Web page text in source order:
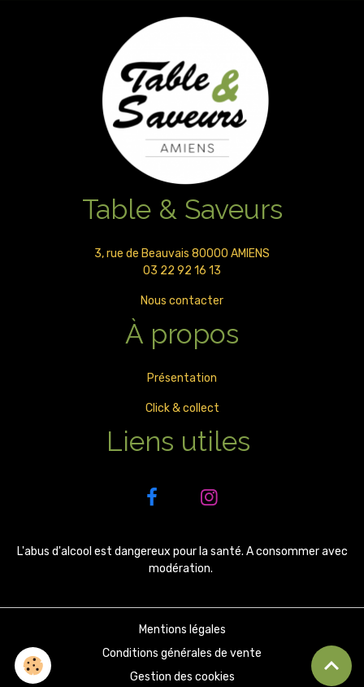
Table & Saveurs
3, rue de Beauvais 80000 AMIENS
03 22 92 16 13
Nous contacter
À propos
Présentation
Click & collect
Liens utiles
L'abus d'alcool est dangereux pour la santé. A consommer avec
modération.
Mentions légales
Conditions générales de vente
Gestion des cookies